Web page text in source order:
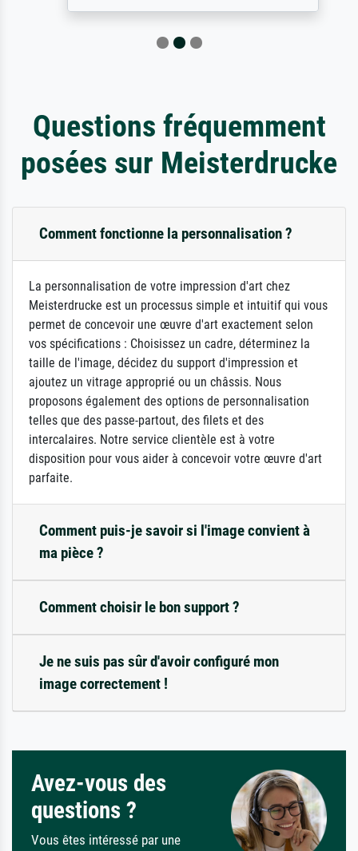
Questions fréquemment
posées sur Meisterdrucke
Comment fonctionne la personnalisation ?
La personnalisation de votre impression d'art chez
Meisterdrucke est un processus simple et intuitif qui vous
permet de concevoir une œuvre d'art exactement selon
vos spécifications : Choisissez un cadre, déterminez la
taille de l'image, décidez du support d'impression et
ajoutez un vitrage approprié ou un châssis. Nous
proposons également des options de personnalisation
telles que des passe-partout, des filets et des
intercalaires. Notre service clientèle est à votre
disposition pour vous aider à concevoir votre œuvre d'art
parfaite.
Comment puis-je savoir si l'image convient à
ma pièce ?
Comment choisir le bon support ?
Je ne suis pas sûr d'avoir configuré mon
image correctement !
Avez-vous des
questions ?
Vous êtes intéressé par une